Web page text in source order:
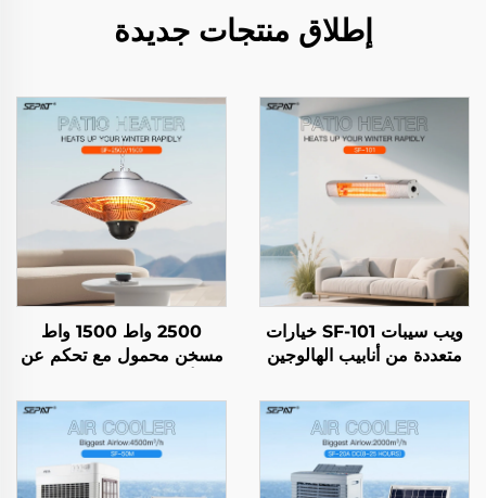
إطلاق منتجات جديدة
ويب سيبات SF-101 خيارات
متعددة من أنابيب الهالوجين
بطبقة من ألياف الكربون
والأحمر المطلي IP65
2500 واط 1500 واط
مسخن محمول مع تحكم عن
الداخلي والخارجي مع حامل
تصنيف الحماية من الغبار
والماء IP44